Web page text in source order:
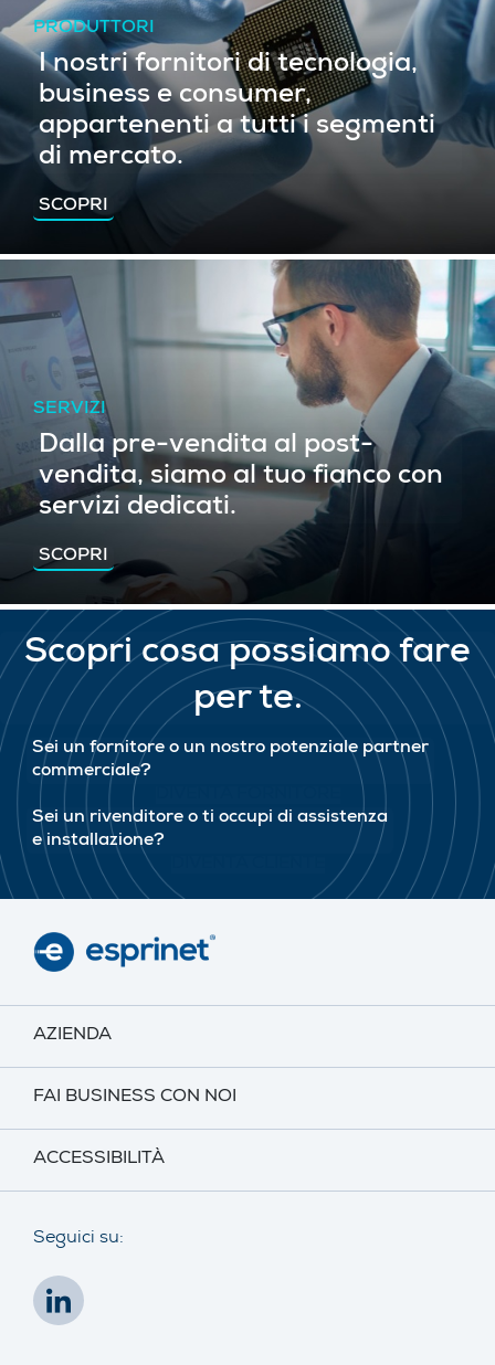
PRODUTTORI
I nostri fornitori di tecnologia,
business e consumer,
appartenenti a tutti i segmenti
di mercato.
SCOPRI
SERVIZI
Dalla pre-vendita al post-
vendita, siamo al tuo fianco con
servizi dedicati.
SCOPRI
Scopri cosa possiamo fare
per te.
Sei un fornitore o un nostro potenziale partner
commerciale?
Sei un rivenditore o ti occupi di assistenza
e installazione?
AZIENDA
FAI BUSINESS CON NOI
ACCESSIBILITÀ
Seguici su: